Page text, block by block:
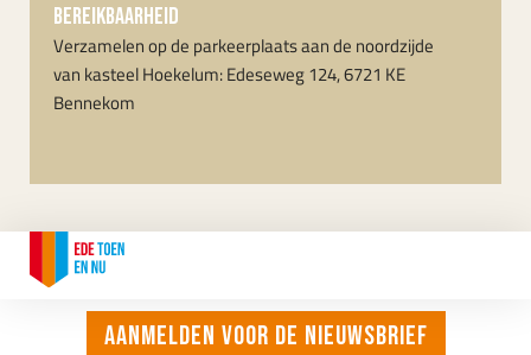
Bereikbaarheid
Verzamelen op de parkeerplaats aan de noordzijde
van kasteel Hoekelum: Edeseweg 124, 6721 KE
Bennekom
Aanmelden voor de nieuwsbrief